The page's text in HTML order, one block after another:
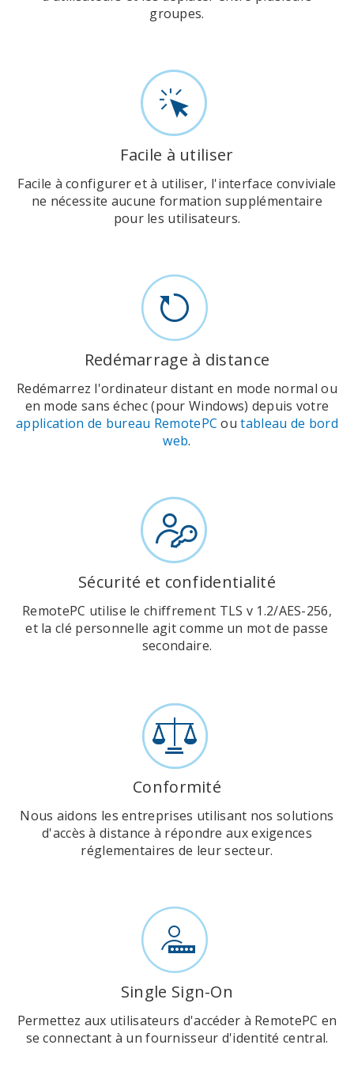
groupes.
Facile à utiliser
Facile à configurer et à utiliser, l'interface conviviale
ne nécessite aucune formation supplémentaire
pour les utilisateurs.
Redémarrage à distance
Redémarrez l'ordinateur distant en mode normal ou
en mode sans échec (pour Windows) depuis votre
application de bureau RemotePC outableau de bord
web.
Sécurité et confidentialité
RemotePC utilise le chiffrement TLS v 1.2/AES-256,
et la clé personnelle agit comme un mot de passe
secondaire.
Conformité
Nous aidons les entreprises utilisant nos solutions
d'accès à distance à répondre aux exigences
réglementaires de leur secteur.
Single Sign-On
Permettez aux utilisateurs d'accéder à RemotePC en
se connectant à un fournisseur d'identité central.